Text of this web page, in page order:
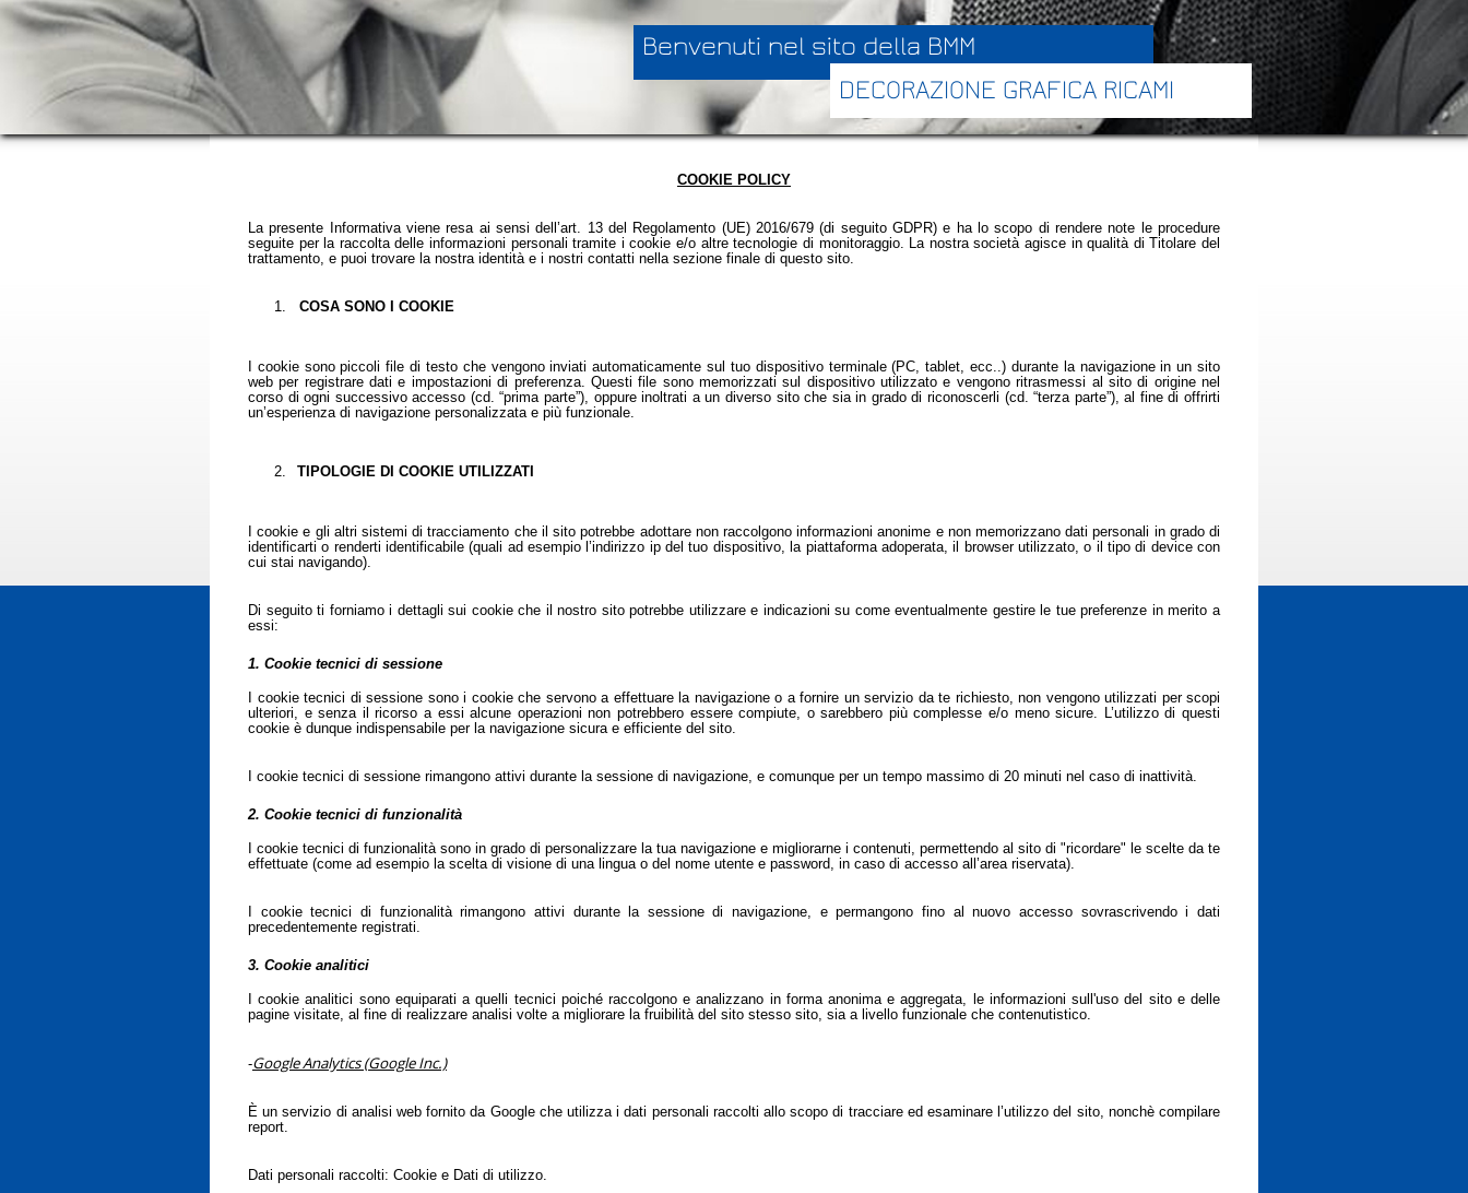
Benvenuti nel sito della BMM
DECORAZIONE GRAFICA RICAMI
COOKIE POLICY
La presente Informativa viene resa ai sensi dell’art. 13 del Regolamento (UE) 2016/679 (di seguito GDPR) e ha lo scopo di rendere note le procedure
seguite per la raccolta delle informazioni personali tramite i cookie e/o altre tecnologie di monitoraggio. La nostra società agisce in qualità di Titolare del
trattamento, e puoi trovare la nostra identità e i nostri contatti nella sezione finale di questo sito.
1. COSA SONO I COOKIE
I cookie sono piccoli file di testo che vengono inviati automaticamente sul tuo dispositivo terminale (PC, tablet, ecc..) durante la navigazione in un sito
web per registrare dati e impostazioni di preferenza. Questi file sono memorizzati sul dispositivo utilizzato e vengono ritrasmessi al sito di origine nel
corso di ogni successivo accesso (cd. “prima parte”), oppure inoltrati a un diverso sito che sia in grado di riconoscerli (cd. “terza parte”), al fine di offrirti
un’esperienza di navigazione personalizzata e più funzionale.
2. TIPOLOGIE DI COOKIE UTILIZZATI
I cookie e gli altri sistemi di tracciamento che il sito potrebbe adottare non raccolgono informazioni anonime e non memorizzano dati personali in grado di
identificarti o renderti identificabile (quali ad esempio l’indirizzo ip del tuo dispositivo, la piattaforma adoperata, il browser utilizzato, o il tipo di device con
cui stai navigando).
Di seguito ti forniamo i dettagli sui cookie che il nostro sito potrebbe utilizzare e indicazioni su come eventualmente gestire le tue preferenze in merito a
essi:
1. Cookie tecnici di sessione
I cookie tecnici di sessione sono i cookie che servono a effettuare la navigazione o a fornire un servizio da te richiesto, non vengono utilizzati per scopi
ulteriori, e senza il ricorso a essi alcune operazioni non potrebbero essere compiute, o sarebbero più complesse e/o meno sicure. L’utilizzo di questi
cookie è dunque indispensabile per la navigazione sicura e efficiente del sito.
I cookie tecnici di sessione rimangono attivi durante la sessione di navigazione, e comunque per un tempo massimo di 20 minuti nel caso di inattività.
2. Cookie tecnici di funzionalità
I cookie tecnici di funzionalità sono in grado di personalizzare la tua navigazione e migliorarne i contenuti, permettendo al sito di "ricordare" le scelte da te
effettuate (come ad esempio la scelta di visione di una lingua o del nome utente e password, in caso di accesso all’area riservata).
I cookie tecnici di funzionalità rimangono attivi durante la sessione di navigazione, e permangono fino al nuovo accesso sovrascrivendo i dati
precedentemente registrati.
3. Cookie analitici
I cookie analitici sono equiparati a quelli tecnici poiché raccolgono e analizzano in forma anonima e aggregata, le informazioni sull'uso del sito e delle
pagine visitate, al fine di realizzare analisi volte a migliorare la fruibilità del sito stesso sito, sia a livello funzionale che contenutistico.
-Google Analytics (Google Inc.)
È un servizio di analisi web fornito da Google che utilizza i dati personali raccolti allo scopo di tracciare ed esaminare l’utilizzo del sito, nonchè compilare
report.
Dati personali raccolti: Cookie e Dati di utilizzo.